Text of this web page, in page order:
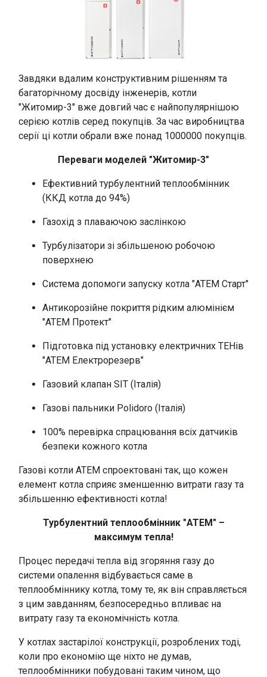
Завдяки вдалим конструктивним рішенням та
багаторічному досвіду інженерів, котли
"Житомир-3" вже довгий час є найпопулярнішою
серією котлів серед покупців. За час виробництва
серії ці котли обрали вже понад 1000000 покупців.
Переваги моделей "Житомир-3"
Ефективний турбулентний теплообмінник
(ККД котла до 94%)
Газохід з плаваючою заслінкою
Турбулізатори зі збільшеною робочою
поверхнею
Система допомоги запуску котла "АТЕМ Старт"
Антикорозійне покриття рідким алюмінієм
"АТЕМ Протект"
Підготовка під установку електричних ТЕНів
"АТЕМ Електрорезерв"
Газовий клапан SIT (Італія)
Газові пальники Polidoro (Італія)
100% перевірка спрацювання всіх датчиків
безпеки кожного котла
Газові котли АТЕМ спроектовані так, що кожен
елемент котла сприяє зменшенню витрати газу та
збільшенню ефективності котла!
Турбулентний теплообмінник "АТЕМ" –
максимум тепла!
Процес передачі тепла від згоряння газу до
системи опалення відбувається саме в
теплообміннику котла, тому те, як він справляється
з цим завданням, безпосередньо впливає на
витрату газу та економічність котла.
У котлах застарілої конструкції, розроблених тоді,
коли про економію ще ніхто не думав,
теплообмінники побудовані таким чином, що